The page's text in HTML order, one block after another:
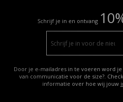
Schrijf je in en ontvang
Door je e-mailadres in te voeren word
van communicatie voor de size?.
informatie over hoe wij jouw